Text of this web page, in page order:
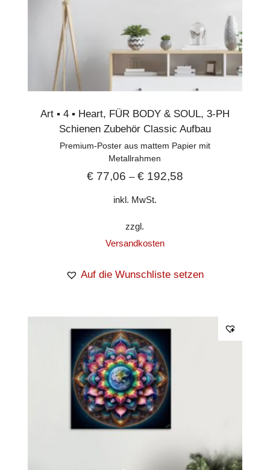
Art ▪︎ 4 ▪︎ Heart, FÜR BODY & SOUL, 3-PH
Schienen Zubehör Classic Aufbau
Premium-Poster aus mattem Papier mit
Metallrahmen
€77,06 – €192,58
inkl. MwSt.
zzgl.
Versandkosten
Auf die Wunschliste setzen